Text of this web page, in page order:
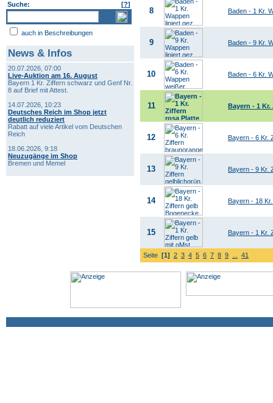
Suche: [?]
auch in Beschreibungen
News & Infos
20.07.2026, 07:00
Live-Auktion am 16. August
Bayern 1 Kr. Ziffern schwarz und Genf Nr.
8 auf Brief mit Attest.
14.07.2026, 10:23
Deutsches Reich im Shop jetzt
deutlich reduziert
Rabatt auf viele Artikel vom Deutschen
Reich
18.06.2026, 9:18
Neuzugänge im Shop
Bremen und Memel
8 Baden - 1 Kr.
9 Baden - 9 Kr.
10 Baden - 6 Kr.
11 Bayern - 1
12 Bayern - 6 Kr.
13 Bayern - 9 Kr.
14 Bayern - 18
15 Bayern - 1 Kr.
Seite [1] 2 3 4 5 6 7 8 9 41